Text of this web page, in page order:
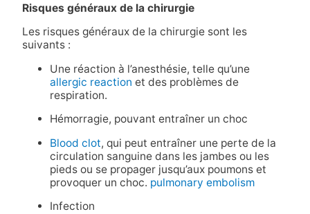
Risques généraux de la chirurgie
Les risques généraux de la chirurgie sont les
suivants :
Une réaction à l’anesthésie, telle qu’une
allergic reaction et des problèmes de
respiration.
Hémorragie, pouvant entraîner un choc
Blood clot, qui peut entraîner une perte de la
circulation sanguine dans les jambes ou les
pieds ou se propager jusqu’aux poumons et
provoquer un choc. pulmonary embolism
Infection